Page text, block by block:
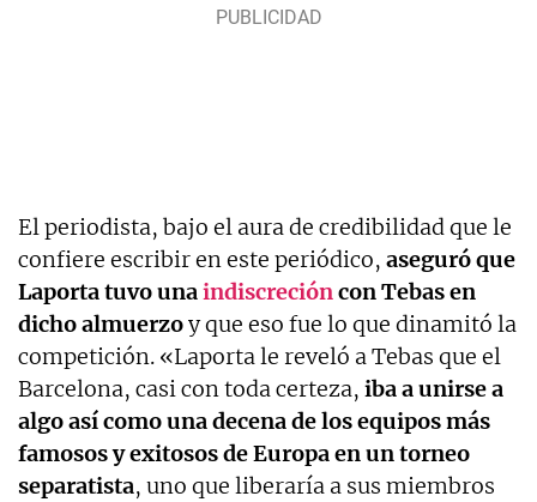
El periodista, bajo el aura de credibilidad que le
confiere escribir en este periódico, aseguró que
Laporta tuvo unaindiscrecióncon Tebas en
dicho almuerzoy que eso fue lo que dinamitó la
competición. «Laporta le reveló a Tebas que el
Barcelona, casi con toda certeza, iba a unirse a
algo así como una decena de los equipos más
famosos y exitosos de Europa en un torneo
separatista, uno que liberaría a sus miembros